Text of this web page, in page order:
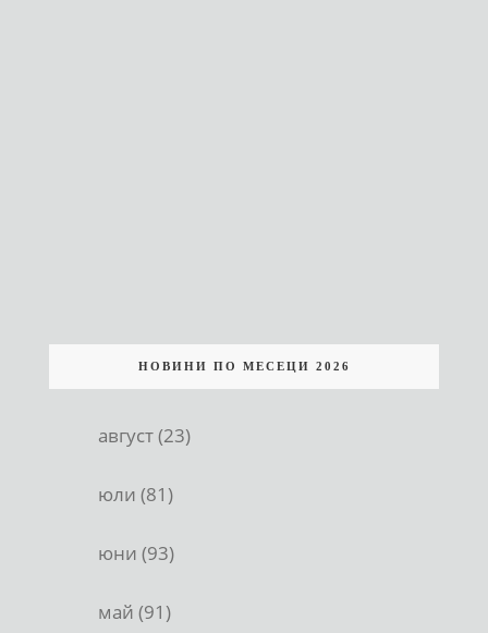
НОВИНИ ПО МЕСЕЦИ 2026
август (23)
юли (81)
юни (93)
май (91)